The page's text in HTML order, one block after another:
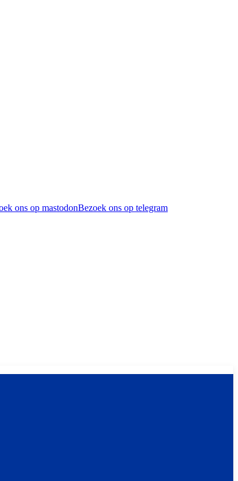
ons op mastodonBezoek ons op telegram